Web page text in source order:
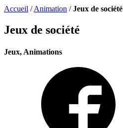
Accueil /Animation /Jeux de société
Jeux de société
Jeux, Animations